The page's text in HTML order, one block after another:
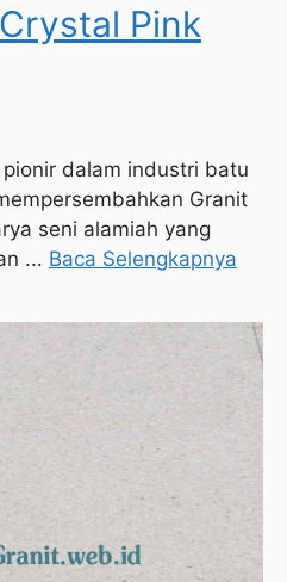
Pink
dalam industri batu
Granit
seni alamiah yang
... Baca Selengkapnya